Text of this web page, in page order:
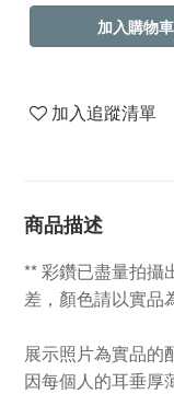
加入購物車
加入追蹤清單
商品描述
** 彩鑽已盡量拍攝
差，顏色請以實品
展示照片為實品的
因每個人的耳垂厚